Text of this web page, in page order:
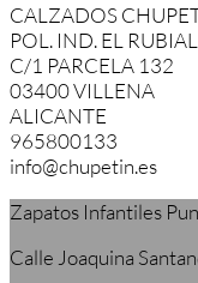
CALZADOS
POL. IND. EL RUBIAL
C/1 PARCELA 132
03400 VILLENA
ALICANTE
965800133
info@chupetin.es
Zapatos Infantiles
Calle Joaquina